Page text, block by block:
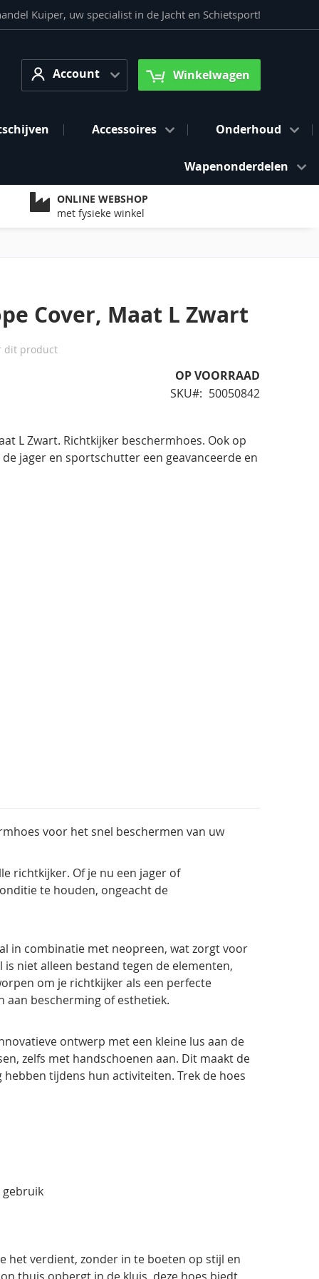
Kuiper, uw specialist in de Jacht en Schietsport!
AccountAccount Winkelwagen
Accessoires Onderhoud
Wapenonderdelen
ONLINE WEBSHOP
met fysieke winkel
Cover, Maat L Zwart
dit product
OP VOORRAAD
SKU
50050842
L Zwart. Richtkijker beschermhoes. Ook op
jager en sportschutter een geavanceerde en
voor het snel beschermen van uw
richtkijker. Of je nu een jager of
te houden, ongeacht de
in combinatie met neopreen, wat zorgt voor
niet alleen bestand tegen de elementen,
om je richtkijker als een perfecte
aan bescherming of esthetiek.
ontwerp met een kleine lus aan de
zelfs met handschoenen aan. Dit maakt de
tijdens hun activiteiten. Trek de hoes
het verdient, zonder in te boeten op stijl en
thuis opbergt in de kluis, deze hoes biedt